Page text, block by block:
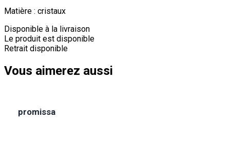
Matière : cristaux
Disponible à la livraison
Le produit est disponible
Retrait disponible
Vous aimerez aussi
promissa